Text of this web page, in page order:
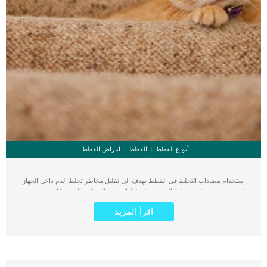
أنواع القطط القطط امراض القطط
استخدام مضادات التجلط فى القطط يهدف الى تقليل مخاطر تجلط الدم داخل الجهاز
الدورى. ترجع خطورة تجلط الدم عند القطط الى احتمالية تكوينها فى مكان غير مناسب
فتقطع امداد الدم عن هذه المنطقة مما يهدد حياة القطة. بالنسبة للقطط يكون مكان
انقطاع امداد الدم فى الشريان التاجى. كما تشيع هذه الاصابة فى القطط التى تعانى من
أمراض القلب واعتلال عضلة القلب. تعتبر هذه الإصابة خطيرة للغاية وتهدد حياة القطة.
اقرأ المزيد